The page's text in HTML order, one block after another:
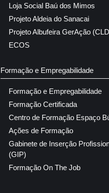
Loja Social Baú dos Mimos
Projeto Aldeia do Sanacai
Projeto Albufeira GerAção
ECOS
Formação e Empregabilidade
Formação e Empregabilidade
Formação Certificada
Centro de Formação Espaço
Ações de Formação
Gabinete de Inserção
(GIP)
Formação On The Job